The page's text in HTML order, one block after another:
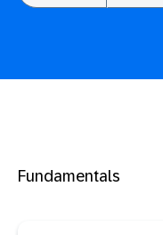
Fundamentals